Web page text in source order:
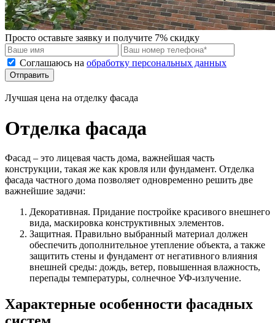
Просто оставьте заявку и получите 7% скидку
Соглашаюсь на обработку персональных данных
Отправить
Лучшая цена на отделку фасада
Отделка фасада
Фасад – это лицевая часть дома, важнейшая часть
конструкции, такая же как кровля или фундамент. Отделка
фасада частного дома позволяет одновременно решить две
важнейшие задачи:
Декоративная. Придание постройке красивого внешнего
вида, маскировка конструктивных элементов.
Защитная. Правильно выбранный материал должен
обеспечить дополнительное утепление объекта, а также
защитить стены и фундамент от негативного влияния
внешней среды: дождь, ветер, повышенная влажность,
перепады температуры, солнечное УФ-излучение.
Характерные особенности фасадных